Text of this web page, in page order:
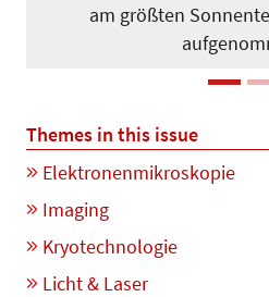
am größten
Themes in this issue
Elektronenmikroskopie
Imaging
Kryotechnologie
Licht & Laser